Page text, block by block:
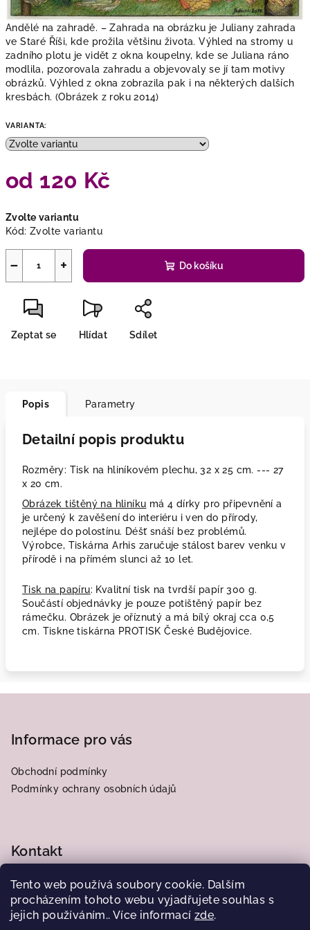
Tento web používá soubory cookie. Dalším
procházením tohoto webu vyjadřujete souhlas s
jejich používáním.. Více informací zde.
Andělé na zahradě. –Zahrada na obrázku je Juliany zahrada
ve Staré Říši, kde prožila většinu života. Výhled na stromy u
zadního plotu je vidět z okna koupelny, kde se Juliana ráno
modlila, pozorovala zahradu a objevovaly se jí tam motivy
obrázků. Výhled z okna zobrazila pak i na některých dalších
kresbách. (Obrázek z roku 2014)
VARIANTA:
od 120 Kč
cena:
Zvolte variantu
Kód: Zvolte variantu
+
− Do košíku
Zeptat se Hlídat Sdílet
Popis Parametry
Detailní popis produktu
Rozměry: Tisk na hliníkovém plechu, 32 x 25 cm. --- 27
x 20 cm.
Obrázek tištěný na hliníku má 4 dírky pro připevnění a
je určený k zavěšení do interiéru i ven do přírody,
nejlépe do polostínu. Déšť snáší bez problémů.
Výrobce, Tiskárna Arhis zaručuje stálost barev venku v
přírodě i na přímém slunci až 10 let.
Tisk na papíru: Kvalitní tisk na tvrdší papír 300 g.
Součástí objednávky je pouze potištěný papír bez
rámečku. Obrázek je oříznutý a má bílý okraj cca 0,5
cm. Tiskne tiskárna PROTISK České Budějovice.
Informace pro vás
Obchodní podmínky
Podmínky ochrany osobních údajů
Kontakt
frantiska.j@centrum.cz
776564185